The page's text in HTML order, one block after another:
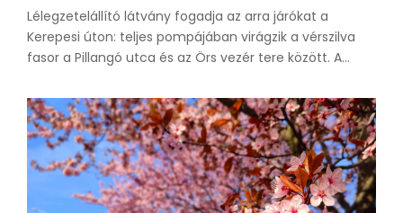
Lélegzetelállító látvány fogadja az arra járókat a
Kerepesi úton: teljes pompájában virágzik a vérszilva
fasor a Pillangó utca és az Örs vezér tere között. A...